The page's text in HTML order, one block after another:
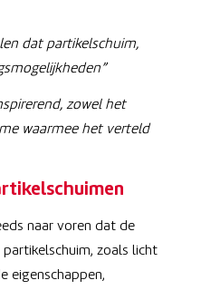
dat partikelschuim,
zowel het
waarmee het verteld
naar voren dat de
zoals licht
eigenschappen,